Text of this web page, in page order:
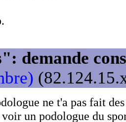
demande
ne t'a pas fait
un podologue du